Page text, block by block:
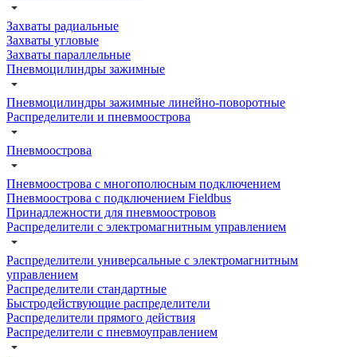
Захваты радиальные
Захваты угловые
Захваты параллельные
Пневмоцилиндры зажимные
Пневмоцилиндры зажимные линейно-поворотные
Распределители и пневмоострова
Пневмоострова
Пневмоострова с многополюсным подключением
Пневмоострова с подключением Fieldbus
Принадлежности для пневмоостровов
Распределители с электромагнитным управлением
Распределители универсальные с электромагнитным
управлением
Распределители стандартные
Быстродействующие распределители
Распределители прямого действия
Распределители с пневмоуправлением